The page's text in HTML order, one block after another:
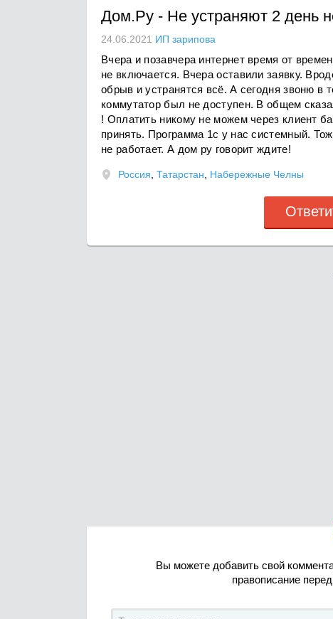
Дом.Ру - Не устраняют 2 день
24.06.2021 ИП зарипова
Вчера и позавчера интернет время от
не включается. Вчера оставили заявку.
обрыв и устранятся всё. А сегодня звоню в
коммутатор был не доступен. В общем
! Оплатить никому не можем через клиент
принять. Программа 1с у нас системный.
не работает. А дом ру говорит ждите!
Россия Татарстан Набережные Челны
Вы можете добавить свой
правописание